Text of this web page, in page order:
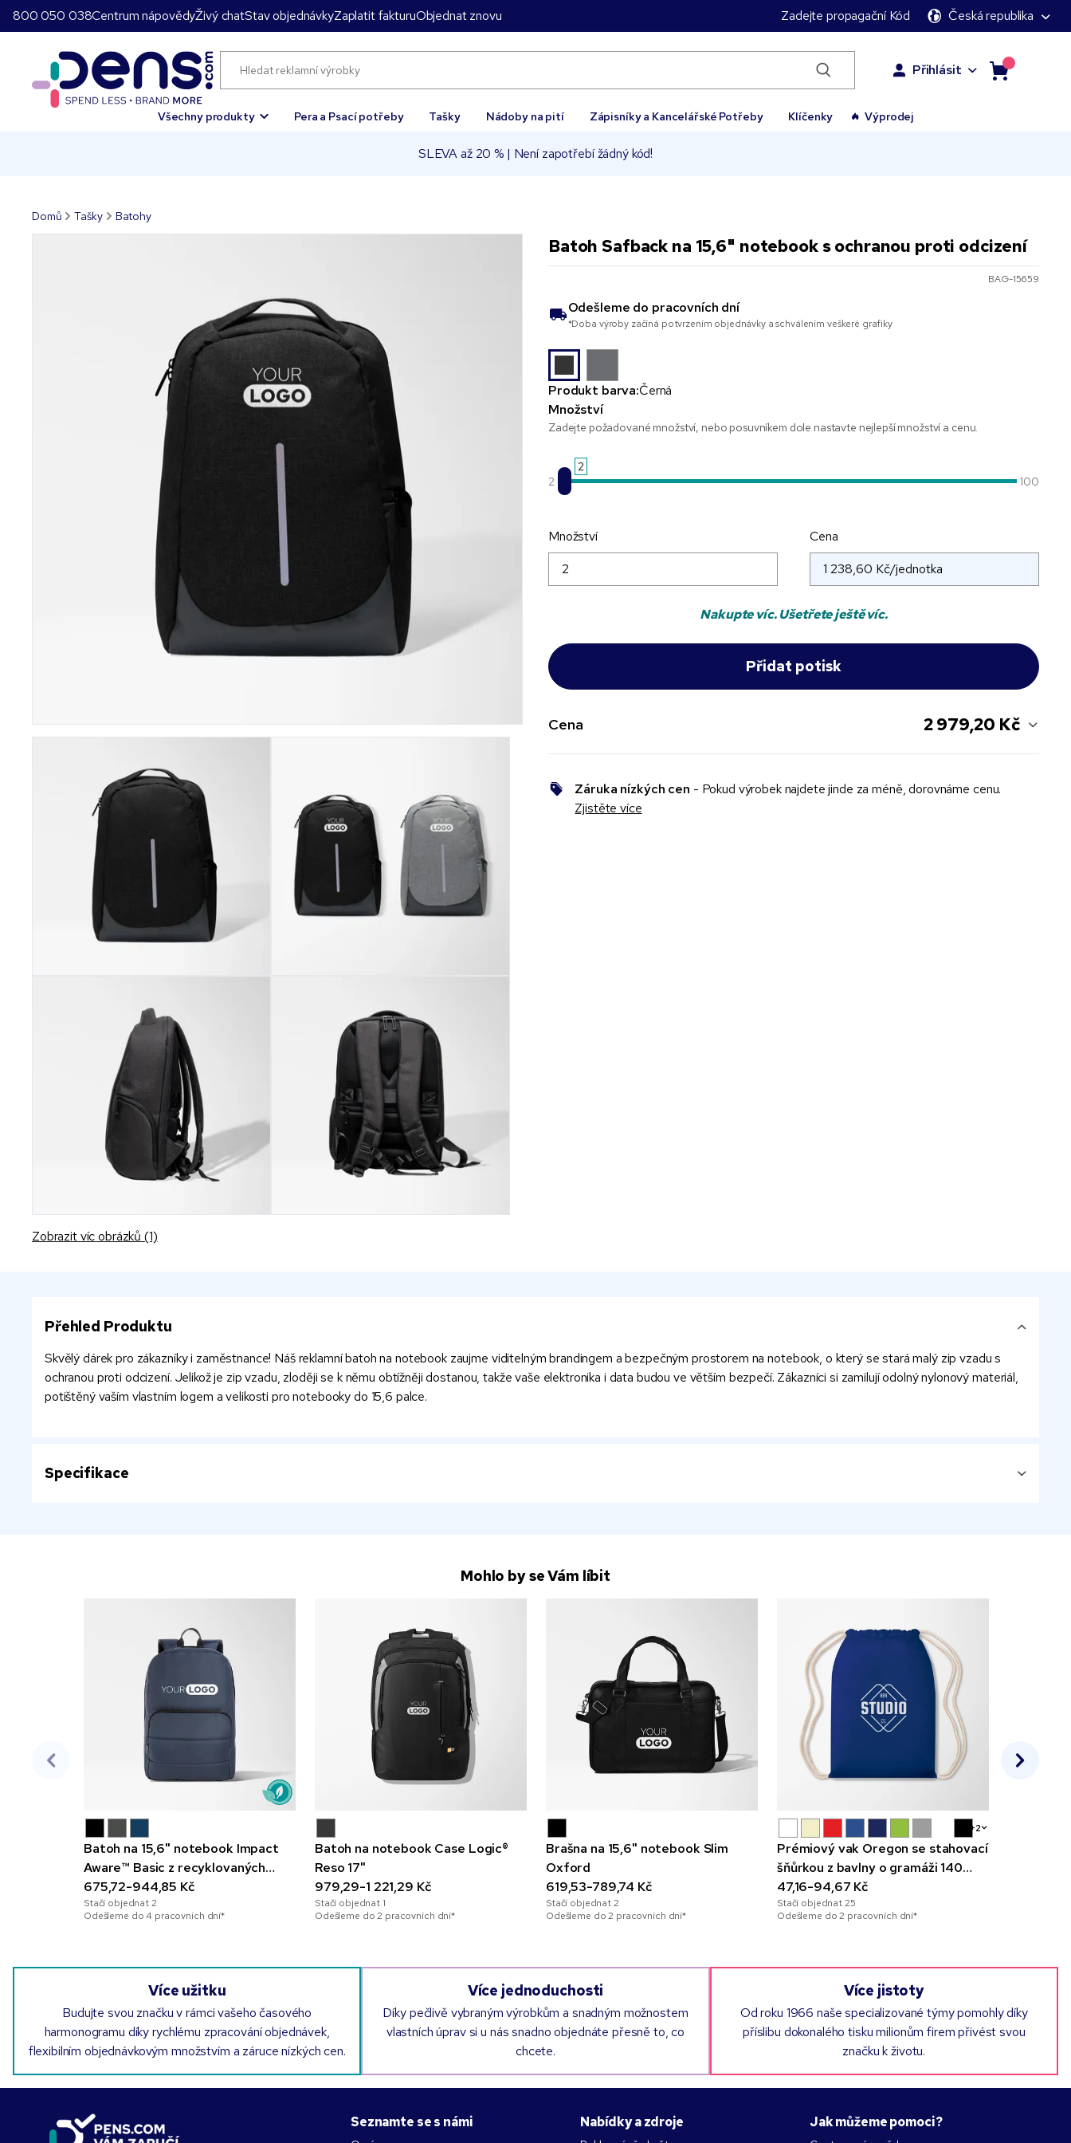
800 050 038Centrum nápovědyŽivý chatStav objednávkyZaplatit fakturuObjednat znovu Zadejte propagační Kód Česká republika
Přihlásit
Všechny produkty Pera a Psací potřeby Tašky Nádoby na pití Zápisníky a Kancelářské Potřeby Klíčenky Výprodej
SLEVA až 20 % | Není zapotřebí žádný kód!
Domů Tašky Batohy
Zobrazit víc obrázků (1)
Batoh Safback na 15,6" notebook s ochranou proti odcizení
BAG-15659
Odešleme do pracovních dní
*Doba výroby začíná potvrzením objednávky a schválením veškeré grafiky
Produkt barva:Černá
Množství
Zadejte požadované množství, nebo posuvníkem dole nastavte nejlepší množství a cenu.
2
2
100
Množství Cena
Nakupte víc. Ušetřete ještě víc.
Cena 2 979,20 Kč
Záruka nízkých cen - Pokud výrobek najdete jinde za méně, dorovnáme cenu.
Zjistěte více
Přehled Produktu
Skvělý dárek pro zákazníky i zaměstnance! Náš reklamní batoh na notebook zaujme viditelným brandingem a bezpečným prostorem na notebook, o který se stará malý zip vzadu s
ochranou proti odcizení. Jelikož je zip vzadu, zloději se k němu obtížněji dostanou, takže vaše elektronika i data budou ve větším bezpečí. Zákazníci si zamilují odolný nylonový materiál,
potištěný vaším vlastním logem a velikosti pro notebooky do 15,6 palce.
Specifikace
Mohlo by se Vám líbit
Batoh na 15,6" notebook Impact
Aware™ Basic z recyklovaných
materiálů
675,72-944,85 Kč
Stačí objednat2
Odešleme do 4 pracovních dní*
Batoh na notebook Case Logic®
Reso 17"
979,29-1 221,29 Kč
Stačí objednat 1
Odešleme do 2 pracovních dní*
Brašna na 15,6" notebook Slim
Oxford
619,53-789,74 Kč
Stačí objednat2
Odešleme do 2 pracovních dní*
+2
Prémiový vak Oregon se stahovací
šňůrkou z bavlny o gramáži 140
g/m²
47,16-94,67 Kč
Stačí objednat25
Odešleme do 2 pracovních dní*
Více užitku
Budujte svou značku v rámci vašeho časového
harmonogramu díky rychlému zpracování objednávek,
flexibilním objednávkovým množstvím a záruce nízkých cen.
Více jednoduchosti
Díky pečlivě vybraným výrobkům a snadným možnostem
vlastních úprav si u nás snadno objednáte přesně to, co
chcete.
Více jistoty
Od roku 1966 naše specializované týmy pomohly díky
příslibu dokonalého tisku milionům firem přivést svou
značku k životu.
Seznamte se s námi Nabídky a zdroje Jak můžeme pomoci?